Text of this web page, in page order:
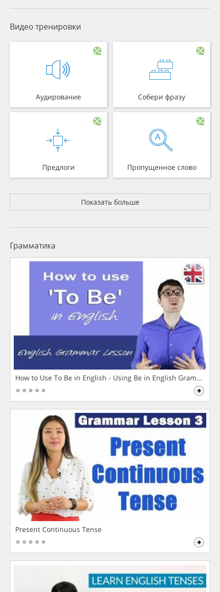
Видео тренировки
Аудирование Собери фразу
Предлоги Пропущенное слово
Показать больше
Грамматика
How to Use To Be in English - Using Be in English Grammar
Present Continuous Tense